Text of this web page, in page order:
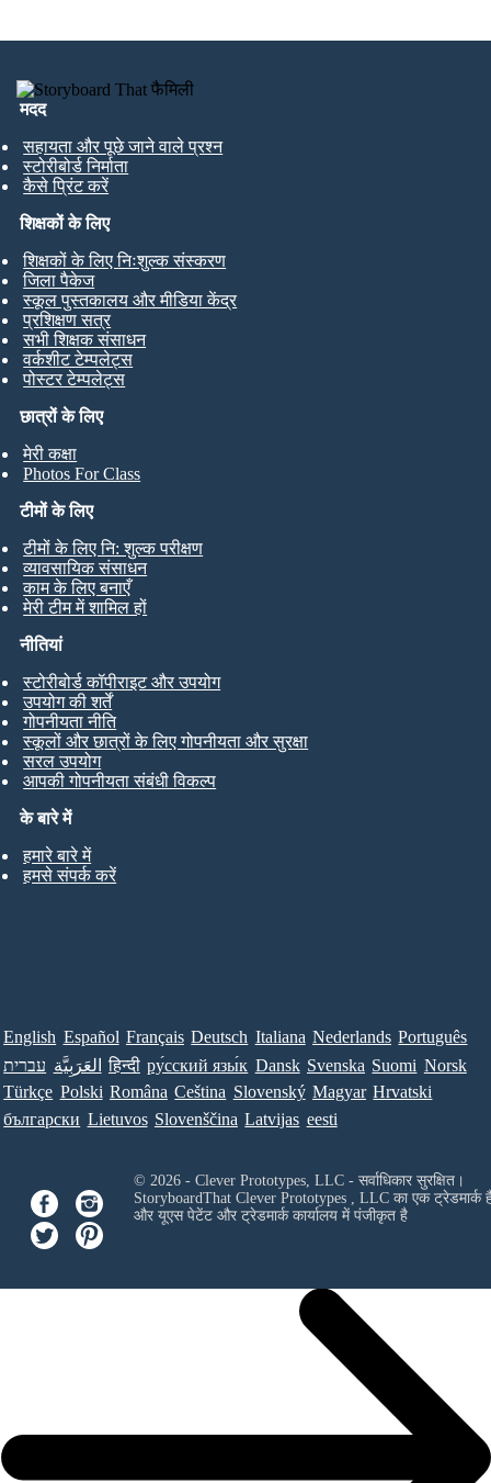
मदद
सहायता और पूछे जाने वाले प्रश्न
स्टोरीबोर्ड निर्माता
कैसे प्रिंट करें
छात्रों के लिए
मेरी कक्षा
Photos For Class
शिक्षकों के लिए
शिक्षकों के लिए निःशुल्क संस्करण
जिला पैकेज
स्कूल पुस्तकालय और मीडिया केंद्र
प्रशिक्षण सत्र
सभी शिक्षक संसाधन
वर्कशीट टेम्पलेट्स
पोस्टर टेम्पलेट्स
टीमों के लिए
टीमों के लिए नि: शुल्क परीक्षण
व्यावसायिक संसाधन
काम के लिए बनाएँ
मेरी टीम में शामिल हों
के बारे में
हमारे बारे में
हमसे संपर्क करें
नीतियां
स्टोरीबोर्ड कॉपीराइट और उपयोग
उपयोग की शर्तें
गोपनीयता नीति
स्कूलों और छात्रों के लिए गोपनीयता और सुरक्षा
सरल उपयोग
आपकी गोपनीयता संबंधी विकल्प
English Español Français Deutsch Italiana Nederlands Português
עברית العَرَبِيَّة हिन्दी ру́сский язы́к Dansk Svenska Suomi Norsk
Türkçe Polski Româna Ceština Slovenský Magyar Hrvatski
български Lietuvos Slovenščina Latvijas eesti
© 2026 - Clever Prototypes, LLC - सर्वाधिकार सुरक्षित।
StoryboardThat Clever Prototypes , LLCका एक ट्रेडमार्क
और यूएस पेटेंट और ट्रेडमार्क कार्यालय में पंजीकृत है